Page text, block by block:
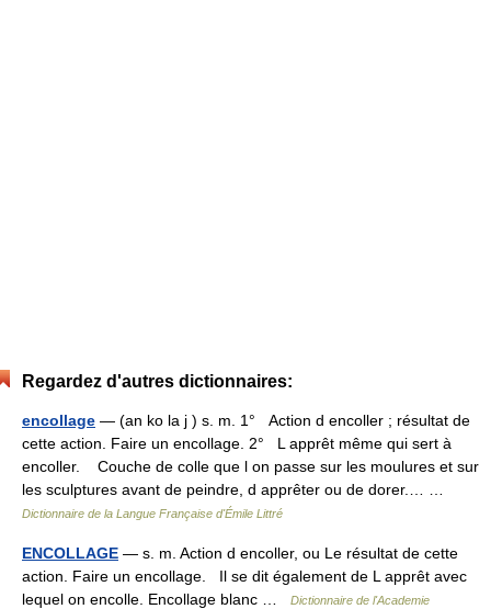
Regardez d'autres dictionnaires:
encollage — (an ko la j ) s. m. 1° Action d encoller ; résultat de
cette action. Faire un encollage. 2° L apprêt même qui sert à
encoller. Couche de colle que l on passe sur les moulures et sur
les sculptures avant de peindre, d apprêter ou de dorer.… …
Dictionnaire de la Langue Française d'Émile Littré
ENCOLLAGE — s. m. Action d encoller, ou Le résultat de cette
action. Faire un encollage. Il se dit également de L apprêt avec
lequel on encolle. Encollage blanc …
Dictionnaire de l'Academie